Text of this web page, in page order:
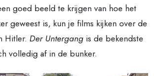
goed beeld te krijgen van hoe het
geweest is, kun je films kijken over de
Hitler. Der Untergang is de bekendste
volledig af in de bunker.